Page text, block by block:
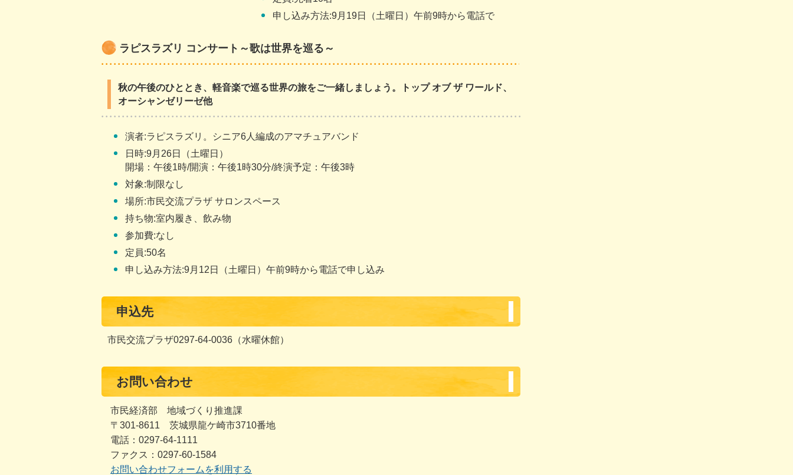
申し込み方法:9月19日（土曜日）午前9時から電話で
ラピスラズリ コンサート～歌は世界を巡る～
秋の午後のひととき、軽音楽で巡る世界の旅をご一緒しましょう。トップ オブ ザ ワールド、
オーシャンゼリーゼ他
演者:ラピスラズリ。シニア6人編成のアマチュアバンド
日時:9月26日（土曜日）
開場：午後1時/開演：午後1時30分/終演予定：午後3時
対象:制限なし
場所:市民交流プラザ サロンスペース
持ち物:室内履き、飲み物
参加費:なし
定員:50名
申し込み方法:9月12日（土曜日）午前9時から電話で申し込み
申込先
市民交流プラザ0297-64-0036（水曜休館）
お問い合わせ
市民経済部 地域づくり推進課
〒301-8611 茨城県龍ケ崎市3710番地
電話：0297-64-1111
ファクス：0297-60-1584
お問い合わせフォームを利用する